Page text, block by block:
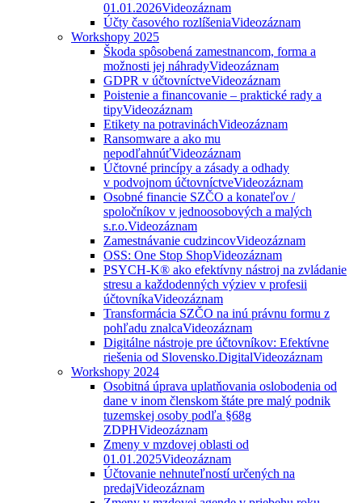
01.01.2026Videozáznam
Účty časového rozlíšeniaVideozáznam
Workshopy 2025
Škoda spôsobená zamestnancom, forma a
možnosti jej náhradyVideozáznam
GDPR v účtovníctveVideozáznam
Poistenie a financovanie – praktické rady a
tipyVideozáznam
Etikety na potravináchVideozáznam
Ransomware a ako mu
nepodľahnúťVideozáznam
Účtovné princípy a zásady a odhady
v podvojnom účtovníctveVideozáznam
Osobné financie SZČO a konateľov /
spoločníkov v jednoosobových a malých
s.r.o.Videozáznam
Zamestnávanie cudzincovVideozáznam
OSS: One Stop ShopVideozáznam
PSYCH-K® ako efektívny nástroj na zvládanie
stresu a každodenných výziev v profesii
účtovníkaVideozáznam
Transformácia SZČO na inú právnu formu z
pohľadu znalcaVideozáznam
Digitálne nástroje pre účtovníkov: Efektívne
riešenia od Slovensko.DigitalVideozáznam
Workshopy 2024
Osobitná úprava uplatňovania oslobodenia od
dane v inom členskom štáte pre malý podnik
tuzemskej osoby podľa §68g
ZDPHVideozáznam
Zmeny v mzdovej oblasti od
01.01.2025Videozáznam
Účtovanie nehnuteľností určených na
predajVideozáznam